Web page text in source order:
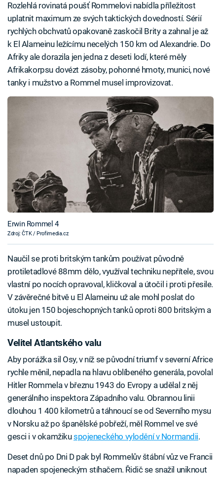
Rozlehlá rovinatá poušť Rommelovi nabídla příležitost
uplatnit maximum ze svých taktických dovedností. Sérií
rychlých obchvatů opakovaně zaskočil Brity a zahnal je až
k El Alameinu ležícímu necelých 150 km od Alexandrie. Do
Afriky ale dorazila jen jedna z deseti lodí, které měly
Afrikakorpsu dovézt zásoby, pohonné hmoty, munici, nové
tanky i mužstvo a Rommel musel improvizovat.
Erwin Rommel 4
Zdroj: ČTK / Profimedia.cz
Naučil se proti britským tankům používat původně
protiletadlové 88mm dělo, využíval techniku nepřítele, svou
vlastní po nocích opravoval, kličkoval a útočil i proti přesile.
V závěrečné bitvě u El Alameinu už ale mohl poslat do
útoku jen 150 bojeschopných tanků oproti 800 britským a
musel ustoupit.
Velitel Atlantského valu
Aby porážka sil Osy, v níž se původní triumf v severní Africe
rychle měnil, nepadla na hlavu oblíbeného generála, povolal
Hitler Rommela v březnu 1943 do Evropy a udělal z něj
generálního inspektora Západního valu. Obrannou linii
dlouhou 1 400 kilometrů a táhnoucí se od Severního mysu
v Norsku až po španělské pobřeží, měl Rommel ve své
gesci i v okamžikuspojeneckého vylodění v Normandii.
Deset dnů po Dni D pak byl Rommelův štábní vůz ve Francii
napaden spojeneckým stíhačem. Řidič se snažil uniknout